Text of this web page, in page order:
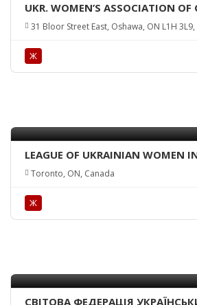
UKR. WOMEN’S ASSOCIATION OF
BARVINOK BRANCH
31 Bloor Street East, Oshawa, ON L1H
Ж
LEAGUE OF UKRAINIAN WOMEN
OSHAWA BRANCH
Toronto, ON, Canada
Ж
СВІТОВА ФЕДЕРАЦІЯ